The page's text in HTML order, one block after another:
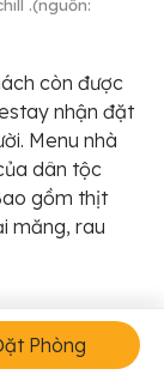
.(nguồn:
còn được
nhận đặt
Menu nhà
dân tộc
gồm thịt
măng, rau
Trấn, TT.
Phòng